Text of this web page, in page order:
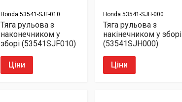
Honda 53541-SJF-010
Тяга рульова з
наконечником у
зборі (53541SJF010)
Ціни
Honda 53541-SJH-000
Тяга рульова з
накінечником у зборі
(53541SJH000)
Ціни